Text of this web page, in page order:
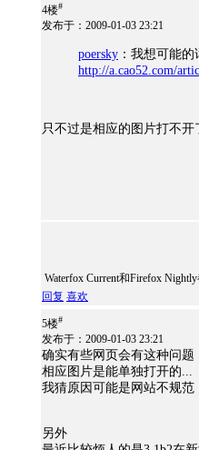
4楼#
发布于：2009-01-03 23:21
poersky ：我想可能
http://a.cao52.com/
只不过是相应的图片打不开
Waterfox Current和Firefox
回复 喜欢
5楼#
发布于：2009-01-03 23:21
确实有些网页会有这种问题
相应图片是能单独打开的...
我猜原因可能是网站不规范
另外